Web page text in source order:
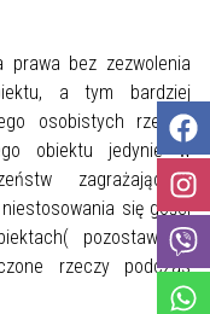
prawa bez zezwolenia
a tym bardziej
osobistych rzeczy.
obiektu jedynie w
zagrażających
się gości
pozostawiona
rzeczy podczas